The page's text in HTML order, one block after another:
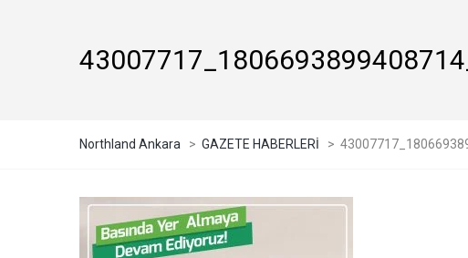
Northland Ankara > GAZETE HABERLERİ >